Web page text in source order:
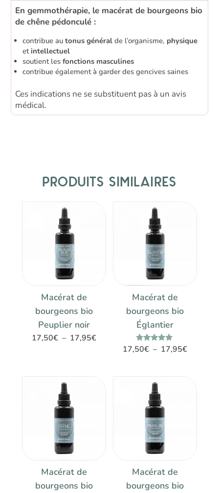
En gemmothérapie, le macérat de bourgeons bio
de chêne pédonculé :
contribue autonus général de l’organisme, physique
et intellectuel
soutient lesfonctions masculines
contribue également à garder des gencives saines
Ces indications ne se substituent pas à un avis
médical.
Produits similaires
Macérat de
bourgeons bio
Peuplier noir
17,50€ – 17,95€Plage
17,50€
Macérat de
bourgeons bio
Églantier
Note
17,50€ – 17,95€Plage
prix :
17,50€
Macérat de
bourgeons bio
Macérat de
bourgeons bio